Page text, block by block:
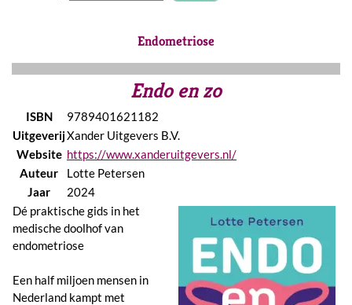
Endometriose
Endo en zo
ISBN
9789401621182
UitgeverijXander Uitgevers B.V.
Website https://www.xanderuitgevers.nl/
Auteur
Lotte Petersen
Jaar
2024
Dé praktische gids in het
medische doolhof van
endometriose
Een half miljoen mensen in
Nederland kampt met